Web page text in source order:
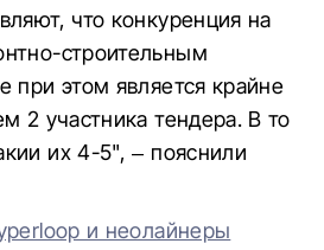
что конкуренция на
строительным
при этом является крайне
2 участника тендера. В то
их 4-5", – пояснили
и неолайнеры